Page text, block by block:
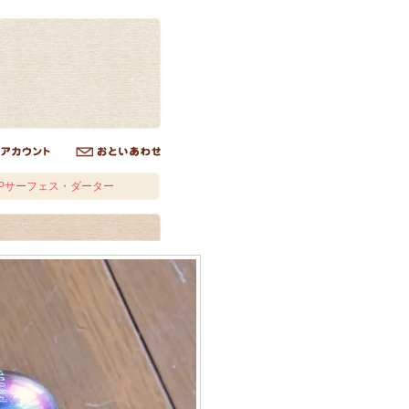
ーフェス・ダーター